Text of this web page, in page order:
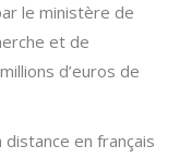
le ministère de
et de
d’euros de
distance en français